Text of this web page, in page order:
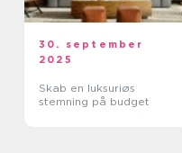
30. september
2025
Skab en luksuriøs
stemning på budget